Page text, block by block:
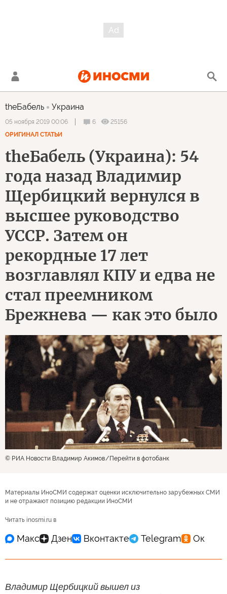
theБабель Украина
05 ноября 2019 00:06 6
25156
ОРИГИНАЛ СТАТЬИ
theБабель (Украина): 54
года назад Владимир
Щербицкий вернулся в
высшее руководство
УССР. Затем он
рекордные 17 лет
возглавлял КПУ и едва не
стал преемником
Брежнева — как это было
© РИА Новости Владимир Акимов Перейти в фотобанк
Материалы ИноСМИ содержат оценки исключительно зарубежных СМИ
и не отражают позицию редакции ИноСМИ
Читать inosmi.ru в
Владимир Щербицкий вышел из